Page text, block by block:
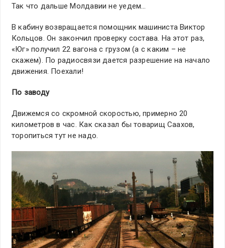
Так что дальше Молдавии не уедем…
В кабину возвращается помощник машиниста Виктор
Кольцов. Он закончил проверку состава. На этот раз,
«Юг» получил 22 вагона с грузом (а с каким – не
скажем). По радиосвязи дается разрешение на начало
движения. Поехали!
По заводу
Движемся со скромной скоростью, примерно 20
километров в час. Как сказал бы товарищ Саахов,
торопиться тут не надо.